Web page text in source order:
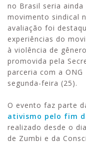
no Brasil seria
movimento sindical
avaliação foi
experiências do
à violência de
promovida pela
parceria com a
segunda-feira (25).
O evento faz parte
ativismo pelo fim
realizado desde o
de Zumbi e da